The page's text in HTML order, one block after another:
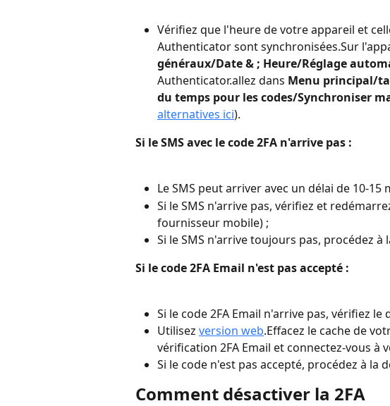
Vérifiez que l'heure de votre appareil et
Authenticator sont synchronisées.Sur
généraux/Date & ; Heure/Réglage
Authenticator.allez dans Menu principal/
du temps pour les codes/Synchroniser
alternatives ici).
Si le SMS avec le code 2FA n'arrive pas :
Le SMS peut arriver avec un délai de 10-15
Si le SMS n'arrive pas, vérifiez et
fournisseur mobile) ;
Si le SMS n'arrive toujours pas, procédez à
Si le code 2FA Email n'est pas accepté :
Si le code 2FA Email n'arrive pas, vérifiez le
Utilisez version web.Effacez le cache de
vérification 2FA Email et connectez-vous à
Si le code n'est pas accepté, procédez à la
Comment désactiver la 2FA